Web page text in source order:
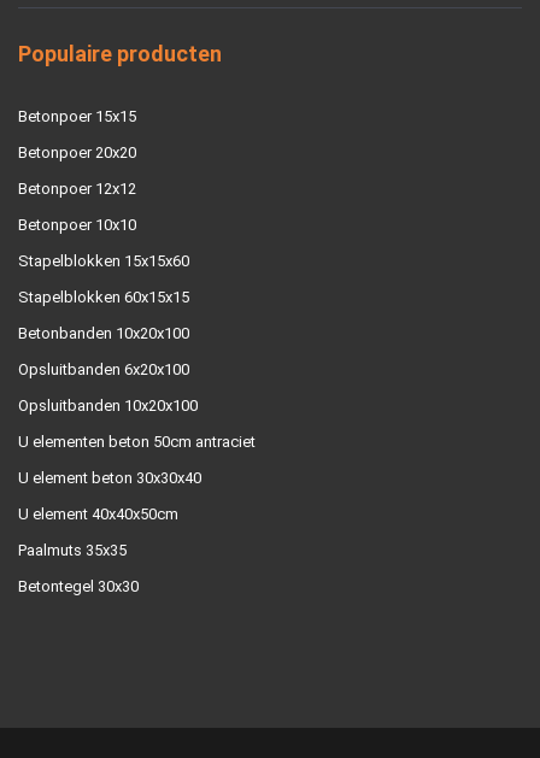
Populaire producten
Betonpoer 15x15
Betonpoer 20x20
Betonpoer 12x12
Betonpoer 10x10
Stapelblokken 15x15x60
Stapelblokken 60x15x15
Betonbanden 10x20x100
Opsluitbanden 6x20x100
Opsluitbanden 10x20x100
U elementen beton 50cm antraciet
U element beton 30x30x40
U element 40x40x50cm
Paalmuts 35x35
Betontegel 30x30